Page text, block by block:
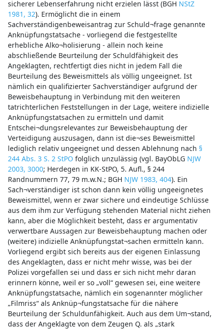
sicherer Lebenserfahrung nicht erzielen lässt (BGH NStZ
1981, 32). Ermöglicht die in einem
Sachverständigenbeweisantrag zur Schuld¬frage genannte
Anknüpfungstatsache - vorliegend die festgestellte
erhebliche Alko¬holisierung - allein noch keine
abschließende Beurteilung der Schuldfähigkeit des
Angeklagten, rechtfertigt dies nicht in jedem Fall die
Beurteilung des Beweismittels als völlig ungeeignet. Ist
nämlich ein qualifizierter Sachverständiger aufgrund der
Beweisbehauptung in Verbindung mit den weiteren
tatrichterlichen Feststellungen in der Lage, weitere indizielle
Anknüpfungstatsachen zu ermitteln und damit
Entschei¬dungsrelevantes zur Beweisbehauptung der
Verteidigung auszusagen, dann ist die¬ses Beweismittel
lediglich relativ ungeeignet und dessen Ablehnung nach §
244 Abs. 3 S. 2 StPO folglich unzulässig (vgl. BayObLG NJW
2003, 3000; Herdegen in KK-StPO, 5. Aufl., § 244
Randnummern 77, 79 m.w.N.; BGH NJW 1983, 404). Ein
Sach¬verständiger ist schon dann kein völlig ungeeignetes
Beweismittel, wenn er zwar sichere und eindeutige Schlüsse
aus dem ihm zur Verfügung stehenden Material nicht ziehen
kann, aber die Möglichkeit besteht, dass er argumentativ
verwertbare Aussagen zur Beweisbehauptung machen oder
(weitere) indizielle Anknüpfungstat¬sachen ermitteln kann.
Vorliegend ergibt sich bereits aus der eigenen Einlassung
des Angeklagten, dass er nicht mehr wisse, was bei der
Polizei vorgefallen sei und dass er sich nicht mehr daran
erinnern könne, weil er so „voll“ gewesen sei, eine weitere
Anknüpfungstatsache, nämlich ein sogenannter möglicher
„Filmriss“ als Anknüp¬fungstatsache für die nähere
Beurteilung der Schuldunfähigkeit. Auch aus dem Um¬stand,
dass der Angeklagte von dem Zeugen Q. als „stark